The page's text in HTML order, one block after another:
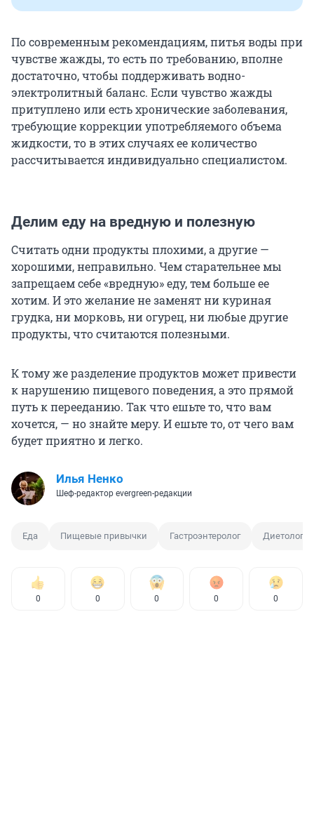
По современным рекомендациям, питья воды при
чувстве жажды, то есть по требованию, вполне
достаточно, чтобы поддерживать водно-
электролитный баланс. Если чувство жажды
притуплено или есть хронические заболевания,
требующие коррекции употребляемого объема
жидкости, то в этих случаях ее количество
рассчитывается индивидуально специалистом.
Делим еду на вредную и полезную
Считать одни продукты плохими, а другие —
хорошими, неправильно. Чем старательнее мы
запрещаем себе «вредную» еду, тем больше ее
хотим. И это желание не заменят ни куриная
грудка, ни морковь, ни огурец, ни любые другие
продукты, что считаются полезными.
К тому же разделение продуктов может привести
к нарушению пищевого поведения, а это прямой
путь к перееданию. Так что ешьте то, что вам
хочется, — но знайте меру. И ешьте то, от чего вам
будет приятно и легко.
Илья Ненко
Шеф-редактор evergreen-редакции
Еда Пищевые привычки Гастроэнтеролог Диетолог
0 0 0 0 0